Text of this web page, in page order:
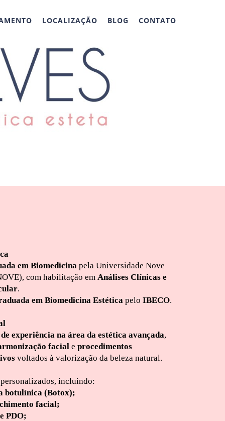
LOCALIZAÇÃO BLOG CONTATO
em Biomedicinapela Universidade Nove
com habilitação em Análises Clínicas e
.
em Biomedicina Estéticapelo IBECO.
de experiência na área da estética avançada,
faciale procedimentos
voltados à valorização da beleza natural.
incluindo:
botulínica (Botox);
facial;
PDO;